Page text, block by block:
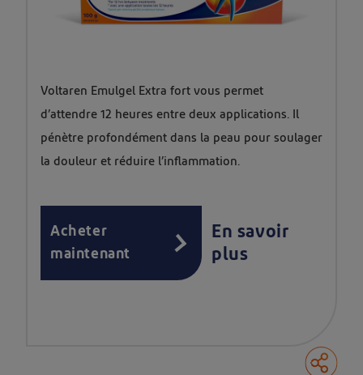
Voltaren Emulgel Extra fort vous permet
d’attendre 12 heures entre deux applications. Il
pénètre profondément dans la peau pour soulager
la douleur et réduire l’inflammation.
Acheter
maintenant
En savoir
plus